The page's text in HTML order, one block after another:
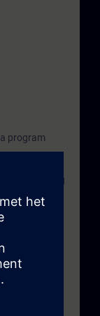
program
i en verklig